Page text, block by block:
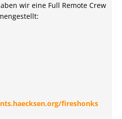
wir eine Full Remote Crew
fireshonks